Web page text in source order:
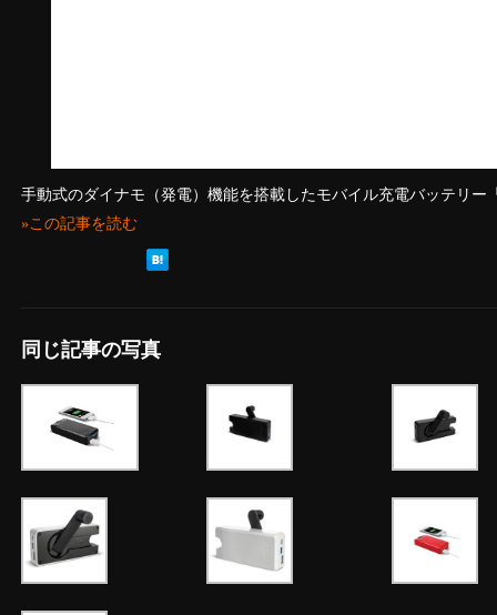
手動式のダイナモ（発電）機能を搭載したモバイル充電バッテリー
»この記事を読む
同じ記事の写真